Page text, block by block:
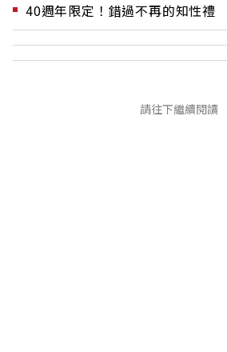
40週年限定！錯過不再的知性禮
請往下繼續閱讀